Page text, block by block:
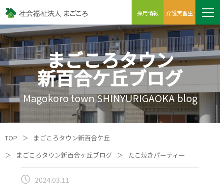
採用情報 介護実習生
まごころタウン
新百合ケ丘ブログ
Magokoro town SHINYURIGAOKA blog
TOP ＞
まごころタウン新百合ケ丘
＞
まごころタウン新百合ヶ丘ブログ ＞ たこ焼きパーティー
2024.03.11